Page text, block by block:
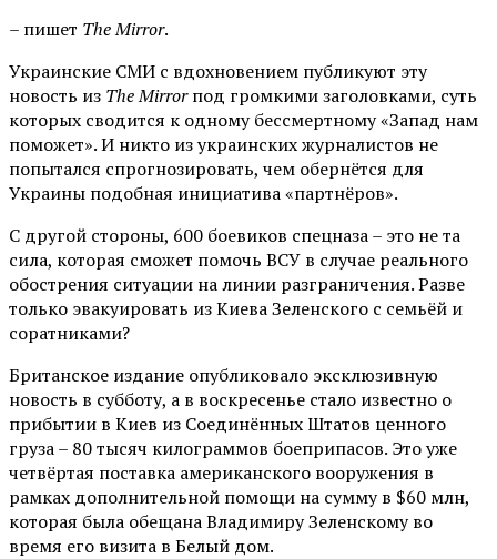
– пишет The Mirror.
Украинские СМИ с вдохновением публикуют эту
новость из The Mirrorпод громкими заголовками, суть
которых сводится к одному бессмертному «Запад нам
поможет». И никто из украинских журналистов не
попытался спрогнозировать, чем обернётся для
Украины подобная инициатива «партнёров».
С другой стороны, 600 боевиков спецназа – это не та
сила, которая сможет помочь ВСУ в случае реального
обострения ситуации на линии разграничения. Разве
только эвакуировать из Киева Зеленского с семьёй и
соратниками?
Британское издание опубликовало эксклюзивную
новость в субботу, а в воскресенье стало известно о
прибытии в Киев из Соединённых Штатов ценного
груза – 80 тысяч килограммов боеприпасов. Это уже
четвёртая поставка американского вооружения в
рамках дополнительной помощи на сумму в $60 млн,
которая была обещана Владимиру Зеленскому во
время его визита в Белый дом.